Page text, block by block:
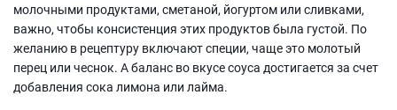
молочными продуктами, сметаной, йогуртом или сливками,
важно, чтобы консистенция этих продуктов была густой. По
желанию в рецептуру включают специи, чаще это молотый
перец или чеснок. А баланс во вкусе соуса достигается за счет
добавления сока лимона или лайма.